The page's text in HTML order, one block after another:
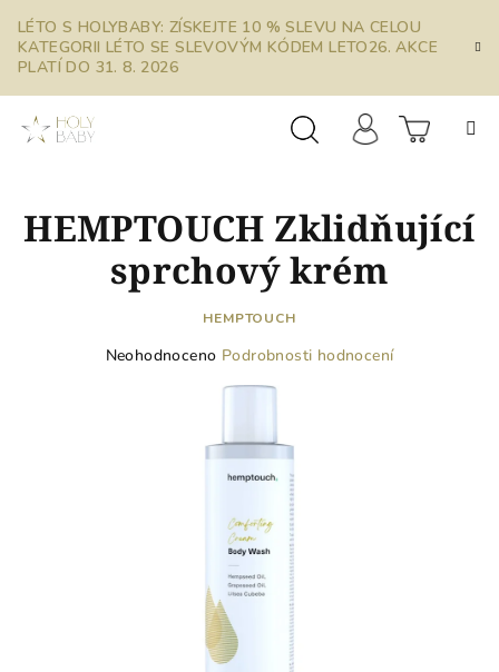
obsah
LÉTO S HOLYBABY: ZÍSKEJTE 10 % SLEVU NA CELOU
KATEGORII LÉTO SE SLEVOVÝM KÓDEM LETO26. AKCE
PLATÍ DO 31. 8. 2026
košík
HEMPTOUCH Zklidňující
sprchový krém
HEMPTOUCH
Průměrné
Neohodnoceno Podrobnosti hodnocení